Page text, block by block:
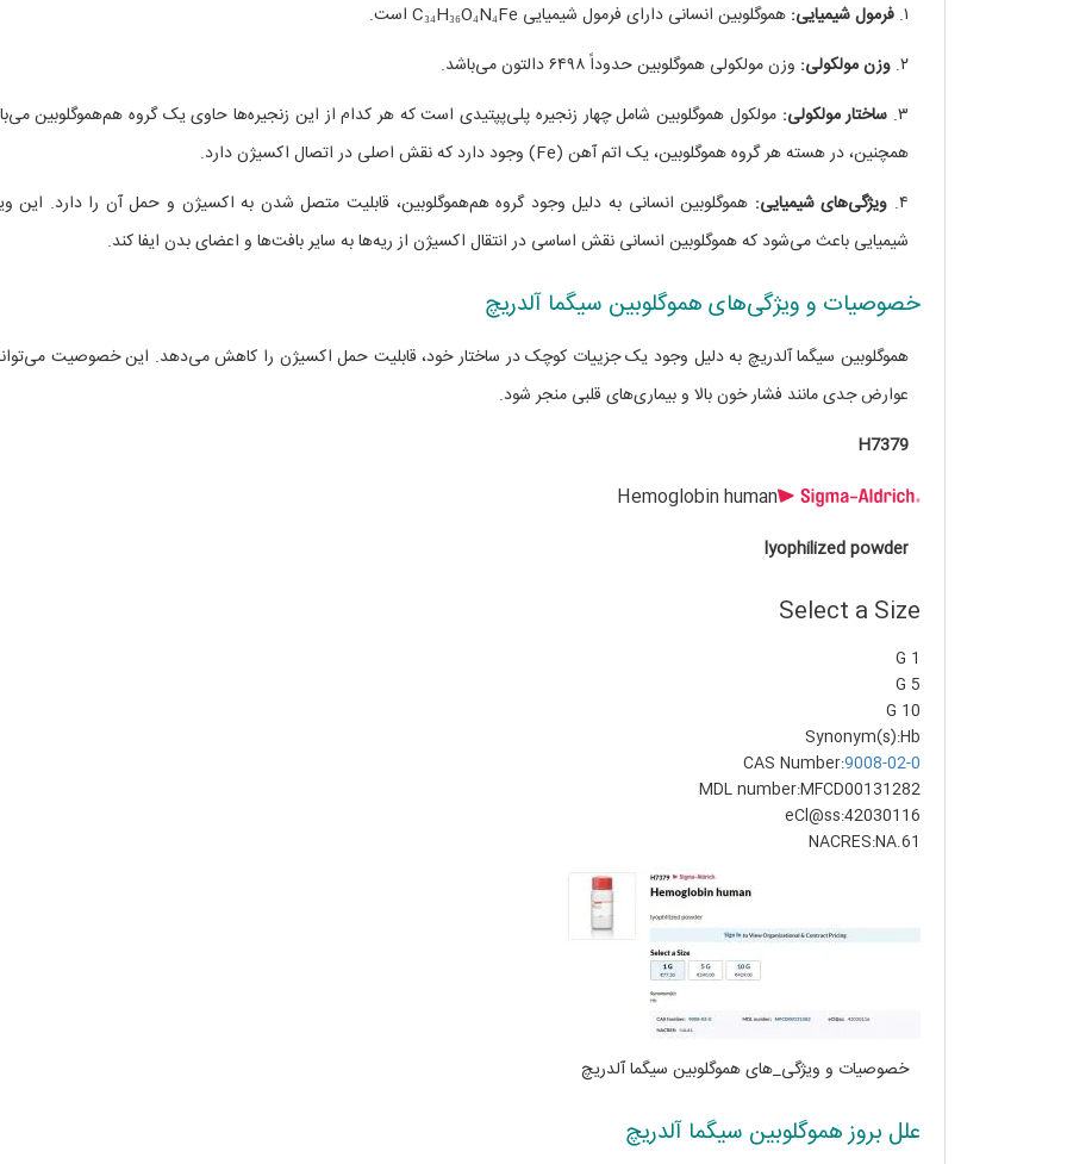
۱. فرمول شیمیایی: هموگلوبین انسانی دارای فرمول شیمیایی C₃₄H₃₆O₄N₄Fe است.
۲. وزن مولکولی: وزن مولکولی هموگلوبین حدوداً ۶۴۹۸ دالتون می‌باشد.
۳. ساختار مولکولی: مولکول هموگلوبین شامل چهار زنجیره پلی‌پپتیدی است که هر کدام از این زنجیره‌ها حاوی یک گروه هم‌هموگلوبین
همچنین، در هسته هر گروه هموگلوبین، یک اتم آهن (Fe) وجود دارد که نقش اصلی در اتصال اکسیژن دارد.
۴. ویژگی‌های شیمیایی: هموگلوبین انسانی به دلیل وجود گروه هم‌هموگلوبین، قابلیت متصل شدن به اکسیژن و حمل آن را دارد. این
شیمیایی باعث می‌شود که هموگلوبین انسانی نقش اساسی در انتقال اکسیژن از ریه‌ها به سایر بافت‌ها و اعضای بدن ایفا کند.
خصوصیات و ویژگی‌های هموگلوبین سیگما آلدریچ
هموگلوبین سیگما آلدریچ به دلیل وجود یک جزییات کوچک در ساختار خود، قابلیت حمل اکسیژن را کاهش می‌دهد. این خصوصیت
عوارض جدی مانند فشار خون بالا و بیماری‌های قلبی منجر شود.
H7379
Hemoglobin human
lyophilized powder
Select a Size
1 G
5 G
10 G
Synonym(s):Hb
CAS Number:9008-02-0
MDL number:MFCD00131282
eCl@ss:42030116
NACRES:NA.61
خصوصیات و ویژگی_های هموگلوبین سیگما آلدریچ
علل بروز هموگلوبین سیگما آلدریچ